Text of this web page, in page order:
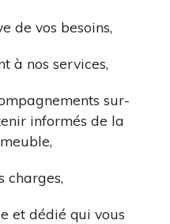
de vos besoins,
à nos services,
sur-
informés de la
charges,
et dédié qui vous